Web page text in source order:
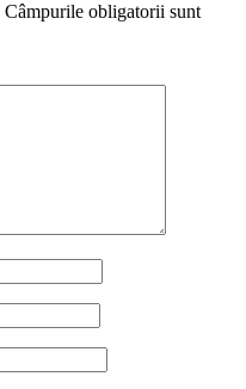
Câmpurile obligatorii sunt